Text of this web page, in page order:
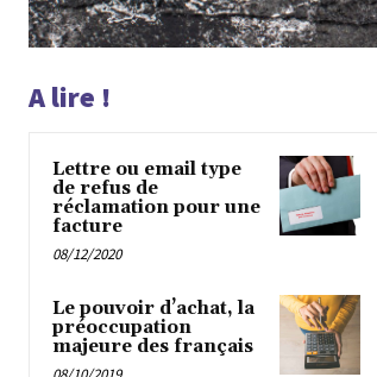
A lire !
Lettre ou email type
de refus de
réclamation pour une
facture
08/12/2020
Le pouvoir d’achat, la
préoccupation
majeure des français